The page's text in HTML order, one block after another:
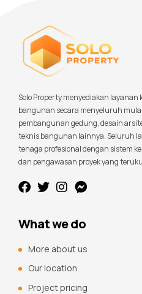
Solo Property menyediakan
bangunan secara menyeluruh
pembangunan gedung, desain
teknis bangunan lainnya. Seluruh
tenaga profesional dengan sistem
dan pengawasan proyek yang
What we do
More about us
Our location
Project pricing